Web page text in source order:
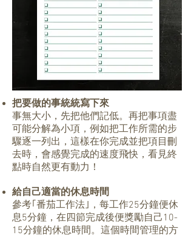
把要做的事統統寫下來
事無大小，先把他們記低。再把事項盡
可能分解為小項，例如把工作所需的步
驟逐一列出，這樣在你完成並把項目刪
去時，會感覺完成的速度飛快，看見終
點時自然更有動力！
給自己適當的休息時間
參考｢番茄工作法｣，每工作25分鐘便休
息5分鐘，在四節完成後便獎勵自己10-
15分鐘的休息時間。這個時間管理的方